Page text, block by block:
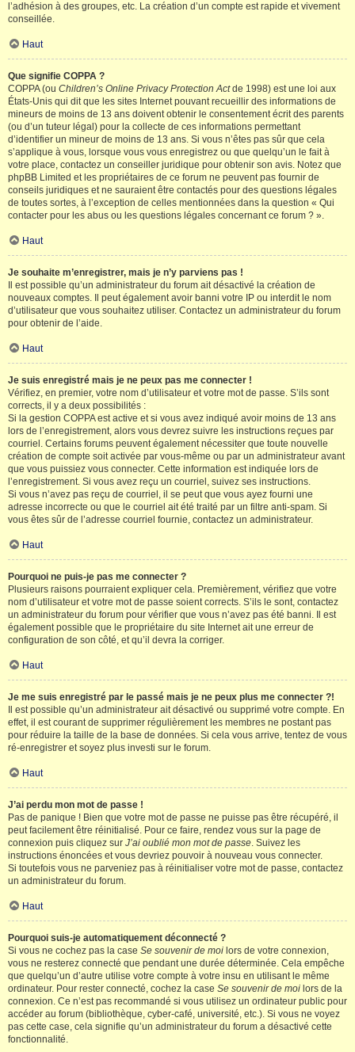
l’adhésion à des groupes, etc. La création d’un compte est rapide et vivement
conseillée.
Haut
Que signifie COPPA ?
COPPA (ou Children’s Online Privacy Protection Actde 1998) est une loi aux
États-Unis qui dit que les sites Internet pouvant recueillir des informations de
mineurs de moins de 13 ans doivent obtenir le consentement écrit des parents
(ou d’un tuteur légal) pour la collecte de ces informations permettant
d’identifier un mineur de moins de 13 ans. Si vous n’êtes pas sûr que cela
s’applique à vous, lorsque vous vous enregistrez ou que quelqu’un le fait à
votre place, contactez un conseiller juridique pour obtenir son avis. Notez que
phpBB Limited et les propriétaires de ce forum ne peuvent pas fournir de
conseils juridiques et ne sauraient être contactés pour des questions légales
de toutes sortes, à l’exception de celles mentionnées dans la question « Qui
contacter pour les abus ou les questions légales concernant ce forum ? ».
Haut
Je souhaite m’enregistrer, mais je n’y parviens pas !
Il est possible qu’un administrateur du forum ait désactivé la création de
nouveaux comptes. Il peut également avoir banni votre IP ou interdit le nom
d’utilisateur que vous souhaitez utiliser. Contactez un administrateur du forum
pour obtenir de l’aide.
Haut
Je suis enregistré mais je ne peux pas me connecter !
Vérifiez, en premier, votre nom d’utilisateur et votre mot de passe. S’ils sont
corrects, il y a deux possibilités :
Si la gestion COPPA est active et si vous avez indiqué avoir moins de 13 ans
lors de l’enregistrement, alors vous devrez suivre les instructions reçues par
courriel. Certains forums peuvent également nécessiter que toute nouvelle
création de compte soit activée par vous-même ou par un administrateur avant
que vous puissiez vous connecter. Cette information est indiquée lors de
l’enregistrement. Si vous avez reçu un courriel, suivez ses instructions.
Si vous n’avez pas reçu de courriel, il se peut que vous ayez fourni une
adresse incorrecte ou que le courriel ait été traité par un filtre anti-spam. Si
vous êtes sûr de l’adresse courriel fournie, contactez un administrateur.
Haut
Pourquoi ne puis-je pas me connecter ?
Plusieurs raisons pourraient expliquer cela. Premièrement, vérifiez que votre
nom d’utilisateur et votre mot de passe soient corrects. S’ils le sont, contactez
un administrateur du forum pour vérifier que vous n’avez pas été banni. Il est
également possible que le propriétaire du site Internet ait une erreur de
configuration de son côté, et qu’il devra la corriger.
Haut
Je me suis enregistré par le passé mais je ne peux plus me connecter ?!
Il est possible qu’un administrateur ait désactivé ou supprimé votre compte. En
effet, il est courant de supprimer régulièrement les membres ne postant pas
pour réduire la taille de la base de données. Si cela vous arrive, tentez de vous
ré-enregistrer et soyez plus investi sur le forum.
Haut
J’ai perdu mon mot de passe !
Pas de panique ! Bien que votre mot de passe ne puisse pas être récupéré, il
peut facilement être réinitialisé. Pour ce faire, rendez vous sur la page de
connexion puis cliquez sur J’ai oublié mon mot de passe. Suivez les
instructions énoncées et vous devriez pouvoir à nouveau vous connecter.
Si toutefois vous ne parveniez pas à réinitialiser votre mot de passe, contactez
un administrateur du forum.
Haut
Pourquoi suis-je automatiquement déconnecté ?
Si vous ne cochez pas la case Se souvenir de moi lors de votre connexion,
vous ne resterez connecté que pendant une durée déterminée. Cela empêche
que quelqu’un d’autre utilise votre compte à votre insu en utilisant le même
ordinateur. Pour rester connecté, cochez la case Se souvenir de moi lors de la
connexion. Ce n’est pas recommandé si vous utilisez un ordinateur public pour
accéder au forum (bibliothèque, cyber-café, université, etc.). Si vous ne voyez
pas cette case, cela signifie qu’un administrateur du forum a désactivé cette
fonctionnalité.